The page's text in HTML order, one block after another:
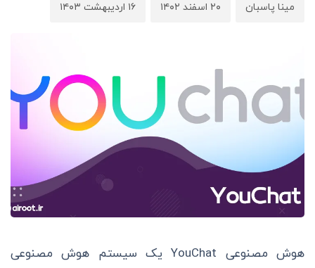
مینا پاسبان ۲۰ اسفند ۱۴۰۲ ۱۶ اردیبهشت ۱۴۰۳
هوش مصنوعی YouChat یک سیستم هوش مصنوعی